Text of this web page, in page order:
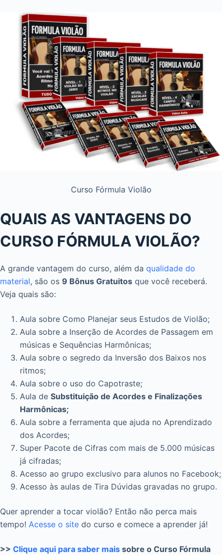
Curso Fórmula Violão
QUAIS AS VANTAGENS DO
CURSO FÓRMULA VIOLÃO?
A grande vantagem do curso, além da qualidade do
material, são os 9 Bônus Gratuitos que você receberá.
Veja quais são:
Aula sobre Como Planejar seus Estudos de Violão;
Aula sobre a Inserção de Acordes de Passagem em
músicas e Sequências Harmônicas;
Aula sobre o segredo da Inversão dos Baixos nos
ritmos;
Aula sobre o uso do Capotraste;
Aula de Substituição de Acordes e Finalizações
Harmônicas;
Aula sobre a ferramenta que ajuda no Aprendizado
dos Acordes;
Super Pacote de Cifras com mais de 5.000 músicas
já cifradas;
Acesso ao grupo exclusivo para alunos no Facebook;
Acesso às aulas de Tira Dúvidas gravadas no grupo.
Quer aprender a tocar violão? Então não perca mais
tempo! Acesse o site do curso e comece a aprender já!
>> Clique aqui para saber mais sobre o Curso Fórmula